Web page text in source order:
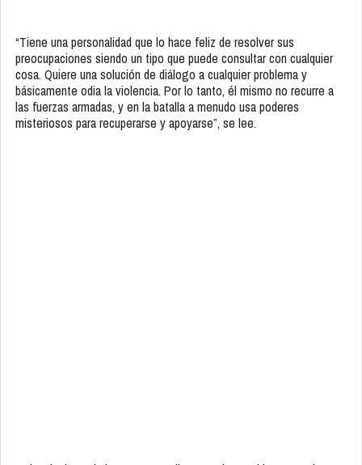
“Tiene una personalidad que lo hace feliz de resolver sus
preocupaciones siendo un tipo que puede consultar con cualquier
cosa. Quiere una solución de diálogo a cualquier problema y
básicamente odia la violencia. Por lo tanto, él mismo no recurre a
las fuerzas armadas, y en la batalla a menudo usa poderes
misteriosos para recuperarse y apoyarse”, se lee.